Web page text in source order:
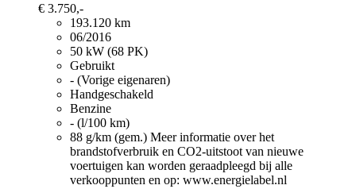
€ 3.750,-
193.120 km
06/2016
50 kW (68 PK)
Gebruikt
- (Vorige eigenaren)
Handgeschakeld
Benzine
- (l/100 km)
88 g/km (gem.) Meer informatie over het
brandstofverbruik en CO2-uitstoot van nieuwe
voertuigen kan worden geraadpleegd bij alle
verkooppunten en op: www.energielabel.nl